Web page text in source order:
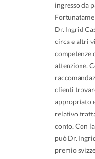
ingresso da
Dr. Ingrid
circa e altri
competenze
attenzione.
clienti
appropriato
relativo
conto. Con
può Dr.
premio